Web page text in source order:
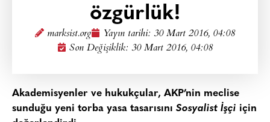
özgürlük!
marksist.org Yayın tarihi: 30 Mart 2016, 04:08
Son Değişiklik: 30 Mart 2016, 04:08
Akademisyenler ve hukukçular, AKP’nin meclise
sunduğu yeni torba yasa tasarısını Sosyalist İşçi için